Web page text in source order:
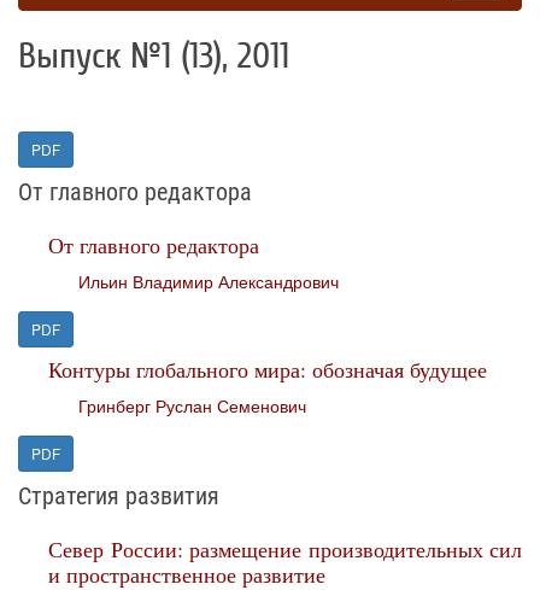
Выпуск №1 (13), 2011
PDF
От главного редактора
От главного редактора
Ильин Владимир Александрович
PDF
Контуры глобального мира: обозначая будущее
Гринберг Руслан Семенович
PDF
Стратегия развития
Север России: размещение производительных сил
и пространственное развитие